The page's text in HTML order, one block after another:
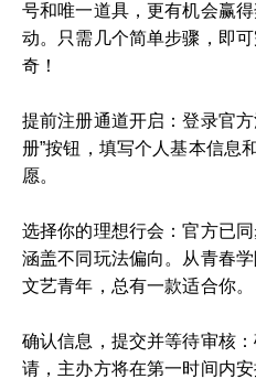
号和唯一道具，更有机会赢
动。只需几个简单步骤，即
奇！
提前注册通道开启：登录官
册”按钮，填写个人基本信息
愿。
选择你的理想行会：官方已
涵盖不同玩法偏向。从青春
文艺青年，总有一款适合你。
确认信息，提交并等待审核
请，主办方将在第一时间内安